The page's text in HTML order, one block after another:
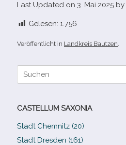
Last Updated on 3. Mai 2025 by
Gelesen: 1.756
Veröffentlicht in Landkreis Bautzen
Suche
CASTELLUM SAXONIA
Stadt Chemnitz (20)
Stadt Dresden (161)